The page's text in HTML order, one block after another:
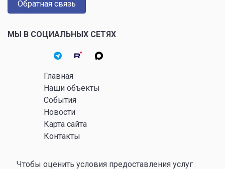
Обратная связь
МЫ В СОЦИАЛЬНЫХ СЕТЯХ
Главная
Наши объекты
События
Новости
Карта сайта
Контакты
Чтобы оценить условия предоставления услуг